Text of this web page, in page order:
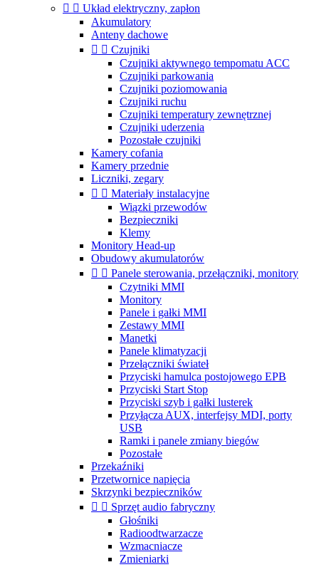
  Układ elektryczny, zapłon
Akumulatory
Anteny dachowe
  Czujniki
Czujniki aktywnego tempomatu ACC
Czujniki parkowania
Czujniki poziomowania
Czujniki ruchu
Czujniki temperatury zewnętrznej
Czujniki uderzenia
Pozostałe czujniki
Kamery cofania
Kamery przednie
Liczniki, zegary
  Materiały instalacyjne
Wiązki przewodów
Bezpieczniki
Klemy
Monitory Head-up
Obudowy akumulatorów
  Panele sterowania, przełączniki, monitory
Czytniki MMI
Monitory
Panele i gałki MMI
Zestawy MMI
Manetki
Panele klimatyzacji
Przełączniki świateł
Przyciski hamulca postojowego EPB
Przyciski Start Stop
Przyciski szyb i gałki lusterek
Przyłącza AUX, interfejsy MDI, porty
USB
Ramki i panele zmiany biegów
Pozostałe
Przekaźniki
Przetwornice napięcia
Skrzynki bezpieczników
  Sprzęt audio fabryczny
Głośniki
Radioodtwarzacze
Wzmacniacze
Zmieniarki